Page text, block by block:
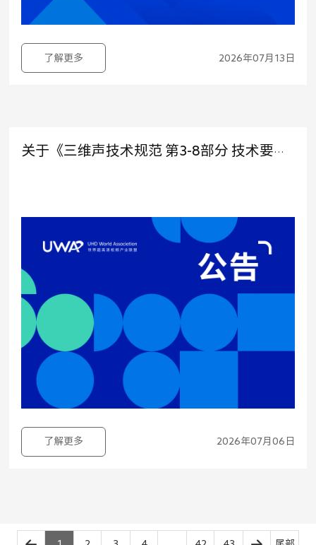
了解更多 2026年07月13日
关于《三维声技术规范 第3-8部分 技术要求和测试方法 家庭无线分布式多音箱系统》1项团体标准立项及征集起草单位的公告
了解更多 2026年07月06日